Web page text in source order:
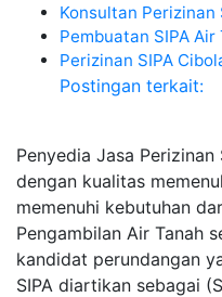
Konsultan Perizinan
Pembuatan SIPA
Perizinan SIPA
Postingan terkait:
Penyedia Jasa
dengan kualitas
memenuhi kebutuhan
Pengambilan Air Tanah
kandidat perundangan
SIPA diartikan sebagai